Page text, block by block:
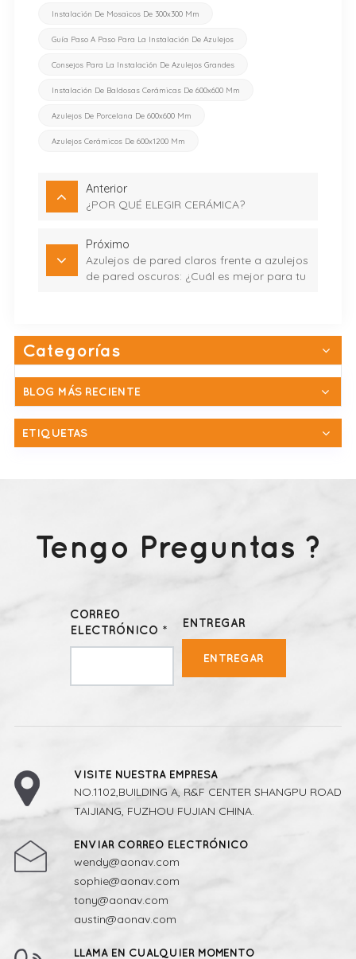
Instalación De Mosaicos De 300x300 Mm
Guía Paso A Paso Para La Instalación De Azulejos
Consejos Para La Instalación De Azulejos Grandes
Instalación De Baldosas Cerámicas De 600x600 Mm
Azulejos De Porcelana De 600x600 Mm
Azulejos Cerámicos De 600x1200 Mm
Anterior
¿POR QUÉ ELEGIR CERÁMICA?
Próximo
Azulejos de pared claros frente a azulejos
de pared oscuros: ¿Cuál es mejor para tu
Categorías
BLOG MÁS RECIENTE
ETIQUETAS
Tengo Preguntas ?
CORREO
ELECTRÓNICO *
ENTREGAR
ENTREGAR
VISITE NUESTRA EMPRESA
NO.1102,BUILDING A, R&F CENTER SHANGPU ROAD
TAIJIANG, FUZHOU FUJIAN CHINA.
ENVIAR CORREO ELECTRÓNICO
wendy@aonav.com
sophie@aonav.com
tony@aonav.com
austin@aonav.com
LLAMA EN CUALQUIER MOMENTO